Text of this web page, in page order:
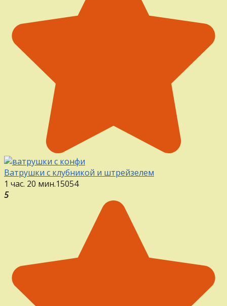
Ватрушки с клубникой и штрейзелем
1 час. 20 мин.15054
5